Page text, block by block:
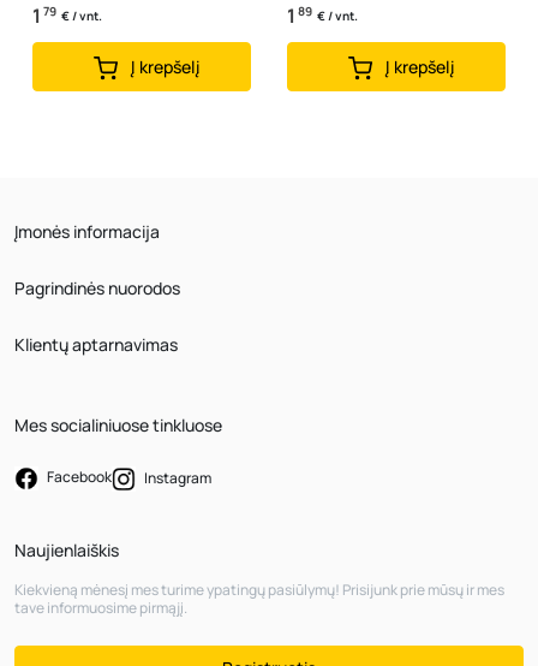
1 79 € / vnt.
Į krepšelį
1 89 € / vnt.
Į krepšelį
Įmonės informacija
Pagrindinės nuorodos
Klientų aptarnavimas
Mes socialiniuose tinkluose
Facebook Instagram
Naujienlaiškis
Kiekvieną mėnesį mes turime ypatingų pasiūlymų! Prisijunk prie mūsų ir mes
tave informuosime pirmąjį.